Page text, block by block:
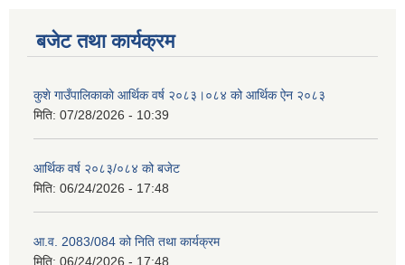
बजेट तथा कार्यक्रम
कुशे गाउँपालिकाकाे आर्थिक वर्ष २०८३।०८४ को आर्थिक ऐन २०८३
मिति: 07/28/2026 - 10:39
आर्थिक वर्ष २०८३/०८४ को बजेट
मिति: 06/24/2026 - 17:48
आ.व. 2083/084 को निति तथा कार्यक्रम
मिति: 06/24/2026 - 17:48